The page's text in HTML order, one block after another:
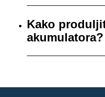
Kako
akumulatora?